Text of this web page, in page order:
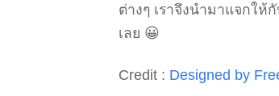
ต่างๆ เราจึงนำมาแจกใ
เลย 😀
Credit : Designed by